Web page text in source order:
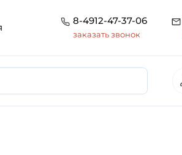
8-4912-47-37-06
заказать звонок